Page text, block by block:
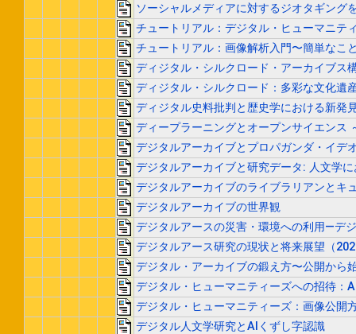
ソーシャルメディアに対するジオタギング
チュートリアル：デジタル・ヒューマニテ
チュートリアル：画像解析入門〜簡単なこ
ディジタル・シルクロード・アーカイブ
ディジタル・シルクロード：多彩な文化遺
ディジタル史料批判と歴史学における新発
ディープラーニングとオープンサイエンス
デジタルアーカイブとプロパガンダ・イデ
デジタルアーカイブと研究データ: 人文学
デジタルアーカイブのライブラリアンとキ
デジタルアーカイブの世界観
デジタルアースの災害・環境への利用—デ
デジタルアース研究の現状と将来展望（
デジタル・アーカイブの鍛え方〜公開から
デジタル・ヒューマニティーズへの招待：
デジタル・ヒューマニティーズ：画像公開
デジタル人文学研究とAIくずし字認識